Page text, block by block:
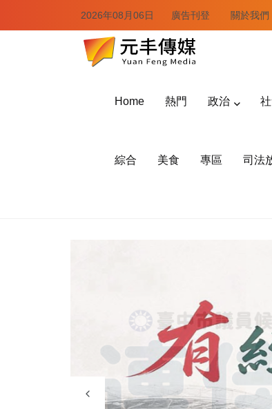
2026年08月06日 廣告刊登 關於我們
Home 熱門 政治
綜合 美食 專區 司法